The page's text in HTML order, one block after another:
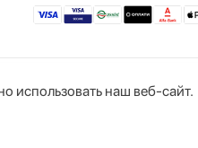
использовать наш веб-сайт.